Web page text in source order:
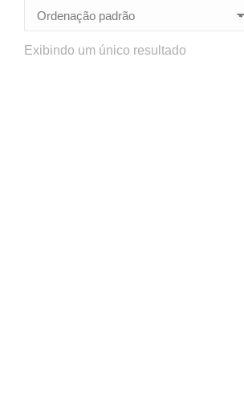
Exibindo um único resultado